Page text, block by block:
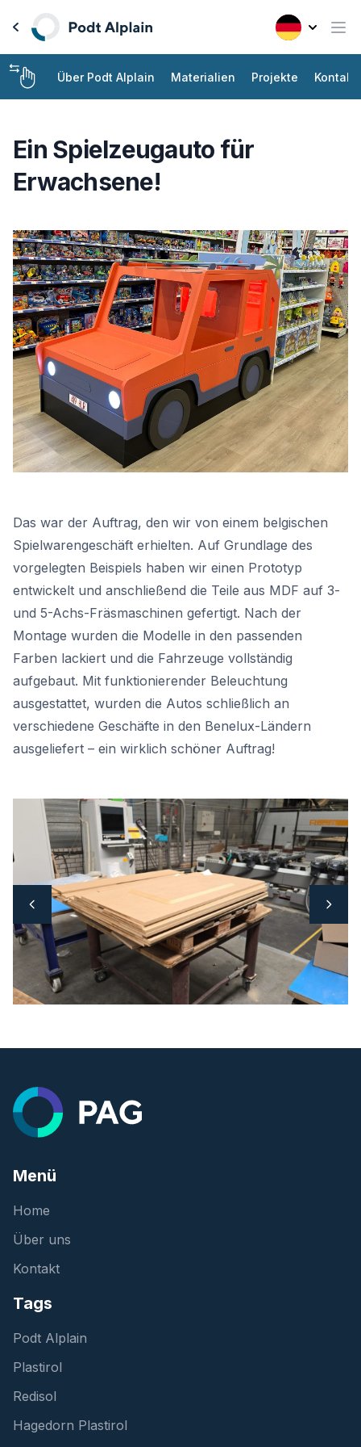
Über Podt Alplain Materialien Projekte Kontakt
Ein Spielzeugauto für
Erwachsene!
Das war der Auftrag, den wir von einem belgischen
Spielwarengeschäft erhielten. Auf Grundlage des
vorgelegten Beispiels haben wir einen Prototyp
entwickelt und anschließend die Teile aus MDF auf 3-
und 5-Achs-Fräsmaschinen gefertigt. Nach der
Montage wurden die Modelle in den passenden
Farben lackiert und die Fahrzeuge vollständig
aufgebaut. Mit funktionierender Beleuchtung
ausgestattet, wurden die Autos schließlich an
verschiedene Geschäfte in den Benelux-Ländern
ausgeliefert – ein wirklich schöner Auftrag!
Menü
Home
Über uns
Kontakt
Tags
Podt Alplain
Plastirol
Redisol
Hagedorn Plastirol